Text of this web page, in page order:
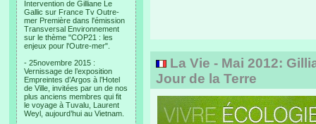
Intervention de Gilliane Le
Gallic sur France Tv Outre-
mer Première dans l'émission
Transversal Environnement
sur le thème "COP21 : les
enjeux pour l'Outre-mer".
- 25novembre 2015 :
Vernissage de l’exposition
Empreintes d’Argos à l’Hotel
de Ville, invitées par un de nos
plus anciens membres qui fit
le voyage à Tuvalu, Laurent
Weyl, aujourd’hui au Vietnam.
La Vie - Mai 2012:
Jour de la Terre